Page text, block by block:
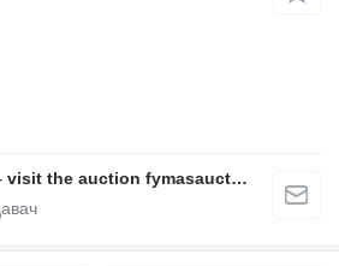
Fymas Auctions ApS – visit the auction fymasauctions.dk